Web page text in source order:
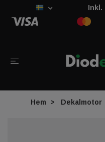
Inkl.
Hem Dekalmotor